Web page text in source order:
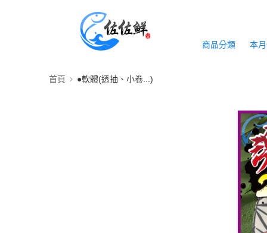
商品分類 本
首頁 ●軟體(透抽、小卷...)